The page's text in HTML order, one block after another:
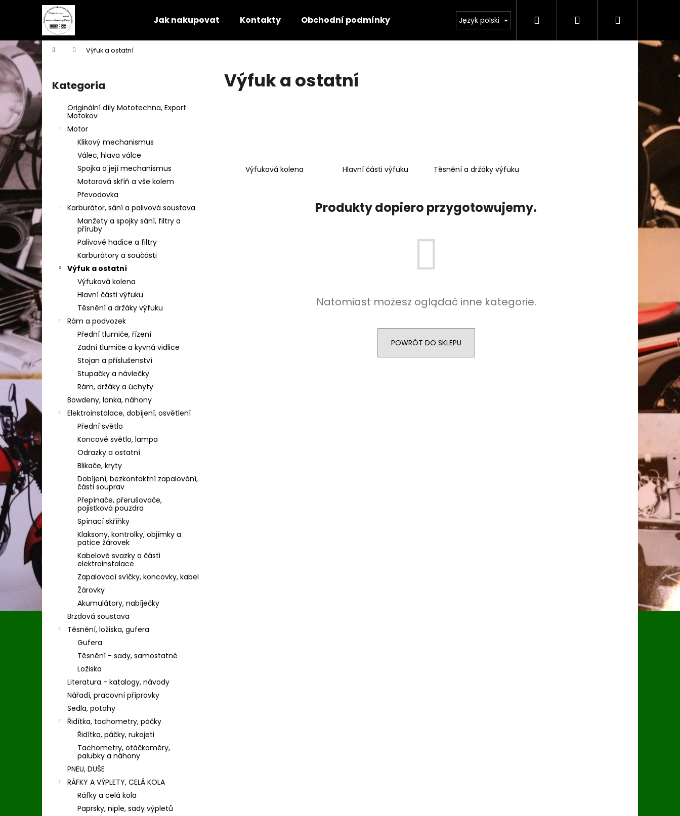
Jak nakupovat Kontakty Obchodní podmínky GDPR - Podmínky ochrany osobních údajů
Język polski Szukaj Zaloguj Koszyk
Home Výfuk a ostatní
P
a
s
e
b
o
c
z
n
Pominąć
kategorie
Kategoria
Originální díly Mototechna, Export
Motokov
Motor
Klikový mechanismus
Válec, hlava válce
Spojka a její mechanismus
Motorová skříň a vše kolem
Převodovka
Karburátor, sání a palivová soustava
Manžety a spojky sání, filtry a
příruby
Palivové hadice a filtry
Karburátory a součásti
Výfuk a ostatní
Výfuková kolena
Hlavní části výfuku
Těsnění a držáky výfuku
Rám a podvozek
Přední tlumiče, řízení
Zadní tlumiče a kyvná vidlice
Stojan a příslušenství
Stupačky a návlečky
Rám, držáky a úchyty
Bowdeny, lanka, náhony
Elektroinstalace, dobíjení, osvětlení
Přední světlo
Koncové světlo, lampa
Odrazky a ostatní
Blikače, kryty
Dobíjení, bezkontaktní zapalování,
části souprav
Přepínače, přerušovače,
pojistková pouzdra
Spínací skříňky
Klaksony, kontrolky, objímky a
patice žárovek
Kabelové svazky a části
elektroinstalace
Zapalovací svíčky, koncovky, kabel
Žárovky
Akumulátory, nabíječky
Brzdová soustava
Těsnění, ložiska, gufera
Gufera
Těsnění - sady, samostatné
Ložiska
Literatura - katalogy, návody
Nářadí, pracovní přípravky
Sedla, potahy
Řidítka, tachometry, páčky
Řidítka, páčky, rukojeti
Tachometry, otáčkoměry,
palubky a náhony
PNEU, DUŠE
RÁFKY A VÝPLETY, CELÁ KOLA
Ráfky a celá kola
Paprsky, niple, sady výpletů
Výfuk a ostatní
Výfuková kolena Hlavní části výfuku Těsnění a držáky výfuku
Produkty dopiero przygotowujemy.
Natomiast możesz oglądać inne kategorie.
POWRÓT DO SKLEPU
z
y
k
powrotem
do sklepu
powrotem
do sklepu